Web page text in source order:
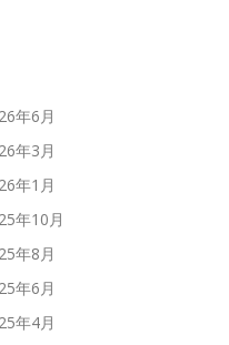
年6月
年3月
年1月
年10月
年8月
年6月
年4月